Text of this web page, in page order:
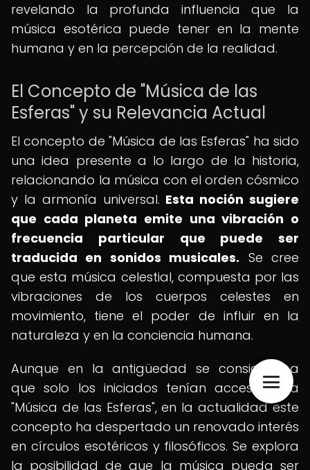
revelando la profunda influencia que la
música esotérica puede tener en la mente
humana y en la percepción de la realidad.
El Concepto de "Música de las
Esferas" y su Relevancia Actual
El concepto de "Música de las Esferas" ha sido
una idea presente a lo largo de la historia,
relacionando la música con el orden cósmico
y la armonía universal. Esta noción sugiere
que cada planeta emite una vibración o
frecuencia particular que puede ser
traducida en sonidos musicales. Se cree
que esta música celestial, compuesta por las
vibraciones de los cuerpos celestes en
movimiento, tiene el poder de influir en la
naturaleza y en la conciencia humana.
Aunque en la antigüedad se consideraba
que solo los iniciados tenían acceso a la
"Música de las Esferas", en la actualidad este
concepto ha despertado un renovado interés
en círculos esotéricos y filosóficos. Se explora
la posibilidad de que la música pueda ser